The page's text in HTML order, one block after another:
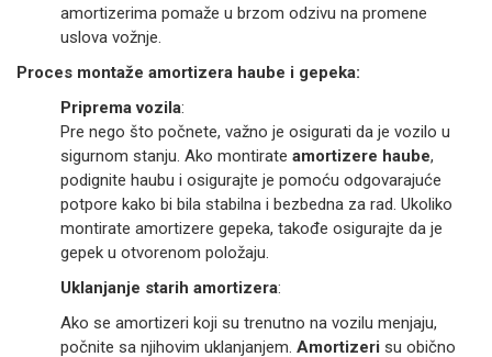
amortizerima pomaže u brzom odzivu na promene
uslova vožnje.
Proces montaže amortizera haube i gepeka:
Priprema vozila:
Pre nego što počnete, važno je osigurati da je vozilo u
sigurnom stanju. Ako montirate amortizere haube,
podignite haubu i osigurajte je pomoću odgovarajuće
potpore kako bi bila stabilna i bezbedna za rad. Ukoliko
montirate amortizere gepeka, takođe osigurajte da je
gepek u otvorenom položaju.
Uklanjanje starih amortizera:
Ako se amortizeri koji su trenutno na vozilu menjaju,
počnite sa njihovim uklanjanjem. Amortizeri su obično